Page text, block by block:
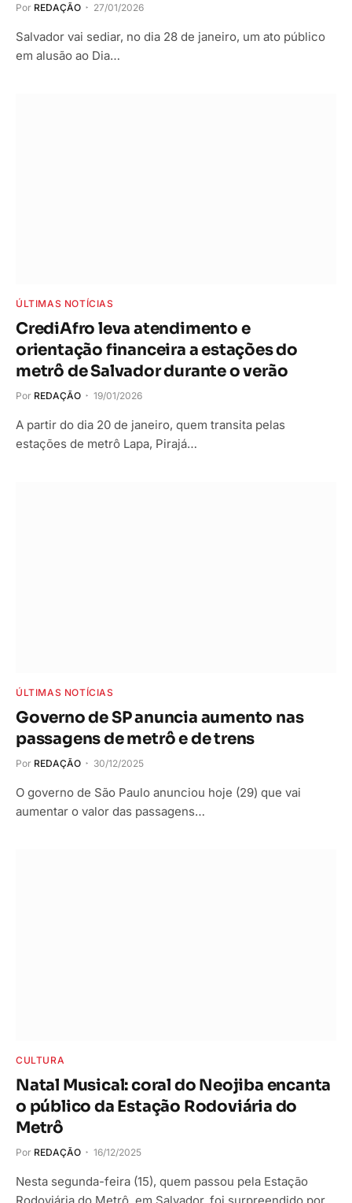
Por REDAÇÃO 27/01/2026
Salvador vai sediar, no dia 28 de janeiro, um ato público
em alusão ao Dia…
ÚLTIMAS NOTÍCIAS
CrediAfro leva atendimento e
orientação financeira a estações do
metrô de Salvador durante o verão
Por REDAÇÃO 19/01/2026
A partir do dia 20 de janeiro, quem transita pelas
estações de metrô Lapa, Pirajá…
ÚLTIMAS NOTÍCIAS
Governo de SP anuncia aumento nas
passagens de metrô e de trens
Por REDAÇÃO 30/12/2025
O governo de São Paulo anunciou hoje (29) que vai
aumentar o valor das passagens…
CULTURA
Natal Musical: coral do Neojiba encanta
o público da Estação Rodoviária do
Metrô
Por REDAÇÃO 16/12/2025
Nesta segunda-feira (15), quem passou pela Estação